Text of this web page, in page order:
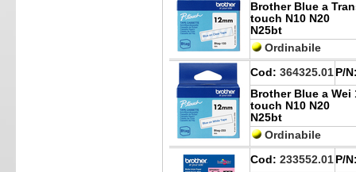
Brother Blue a
touch N10 N20
N25bt
Ordinabile
Cod: 364325.01 P/
Brother Blue a Wei
touch N10 N20
N25bt
Ordinabile
Cod: 233552.01 P/